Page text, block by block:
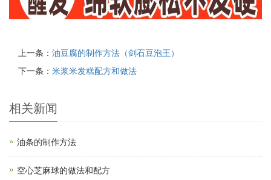
上一条： 油豆腐的制作方法（剑石豆泡王）
下一条： 米浆米发糕配方和做法
相关新闻
油条的制作方法
空心芝麻球的做法和配方